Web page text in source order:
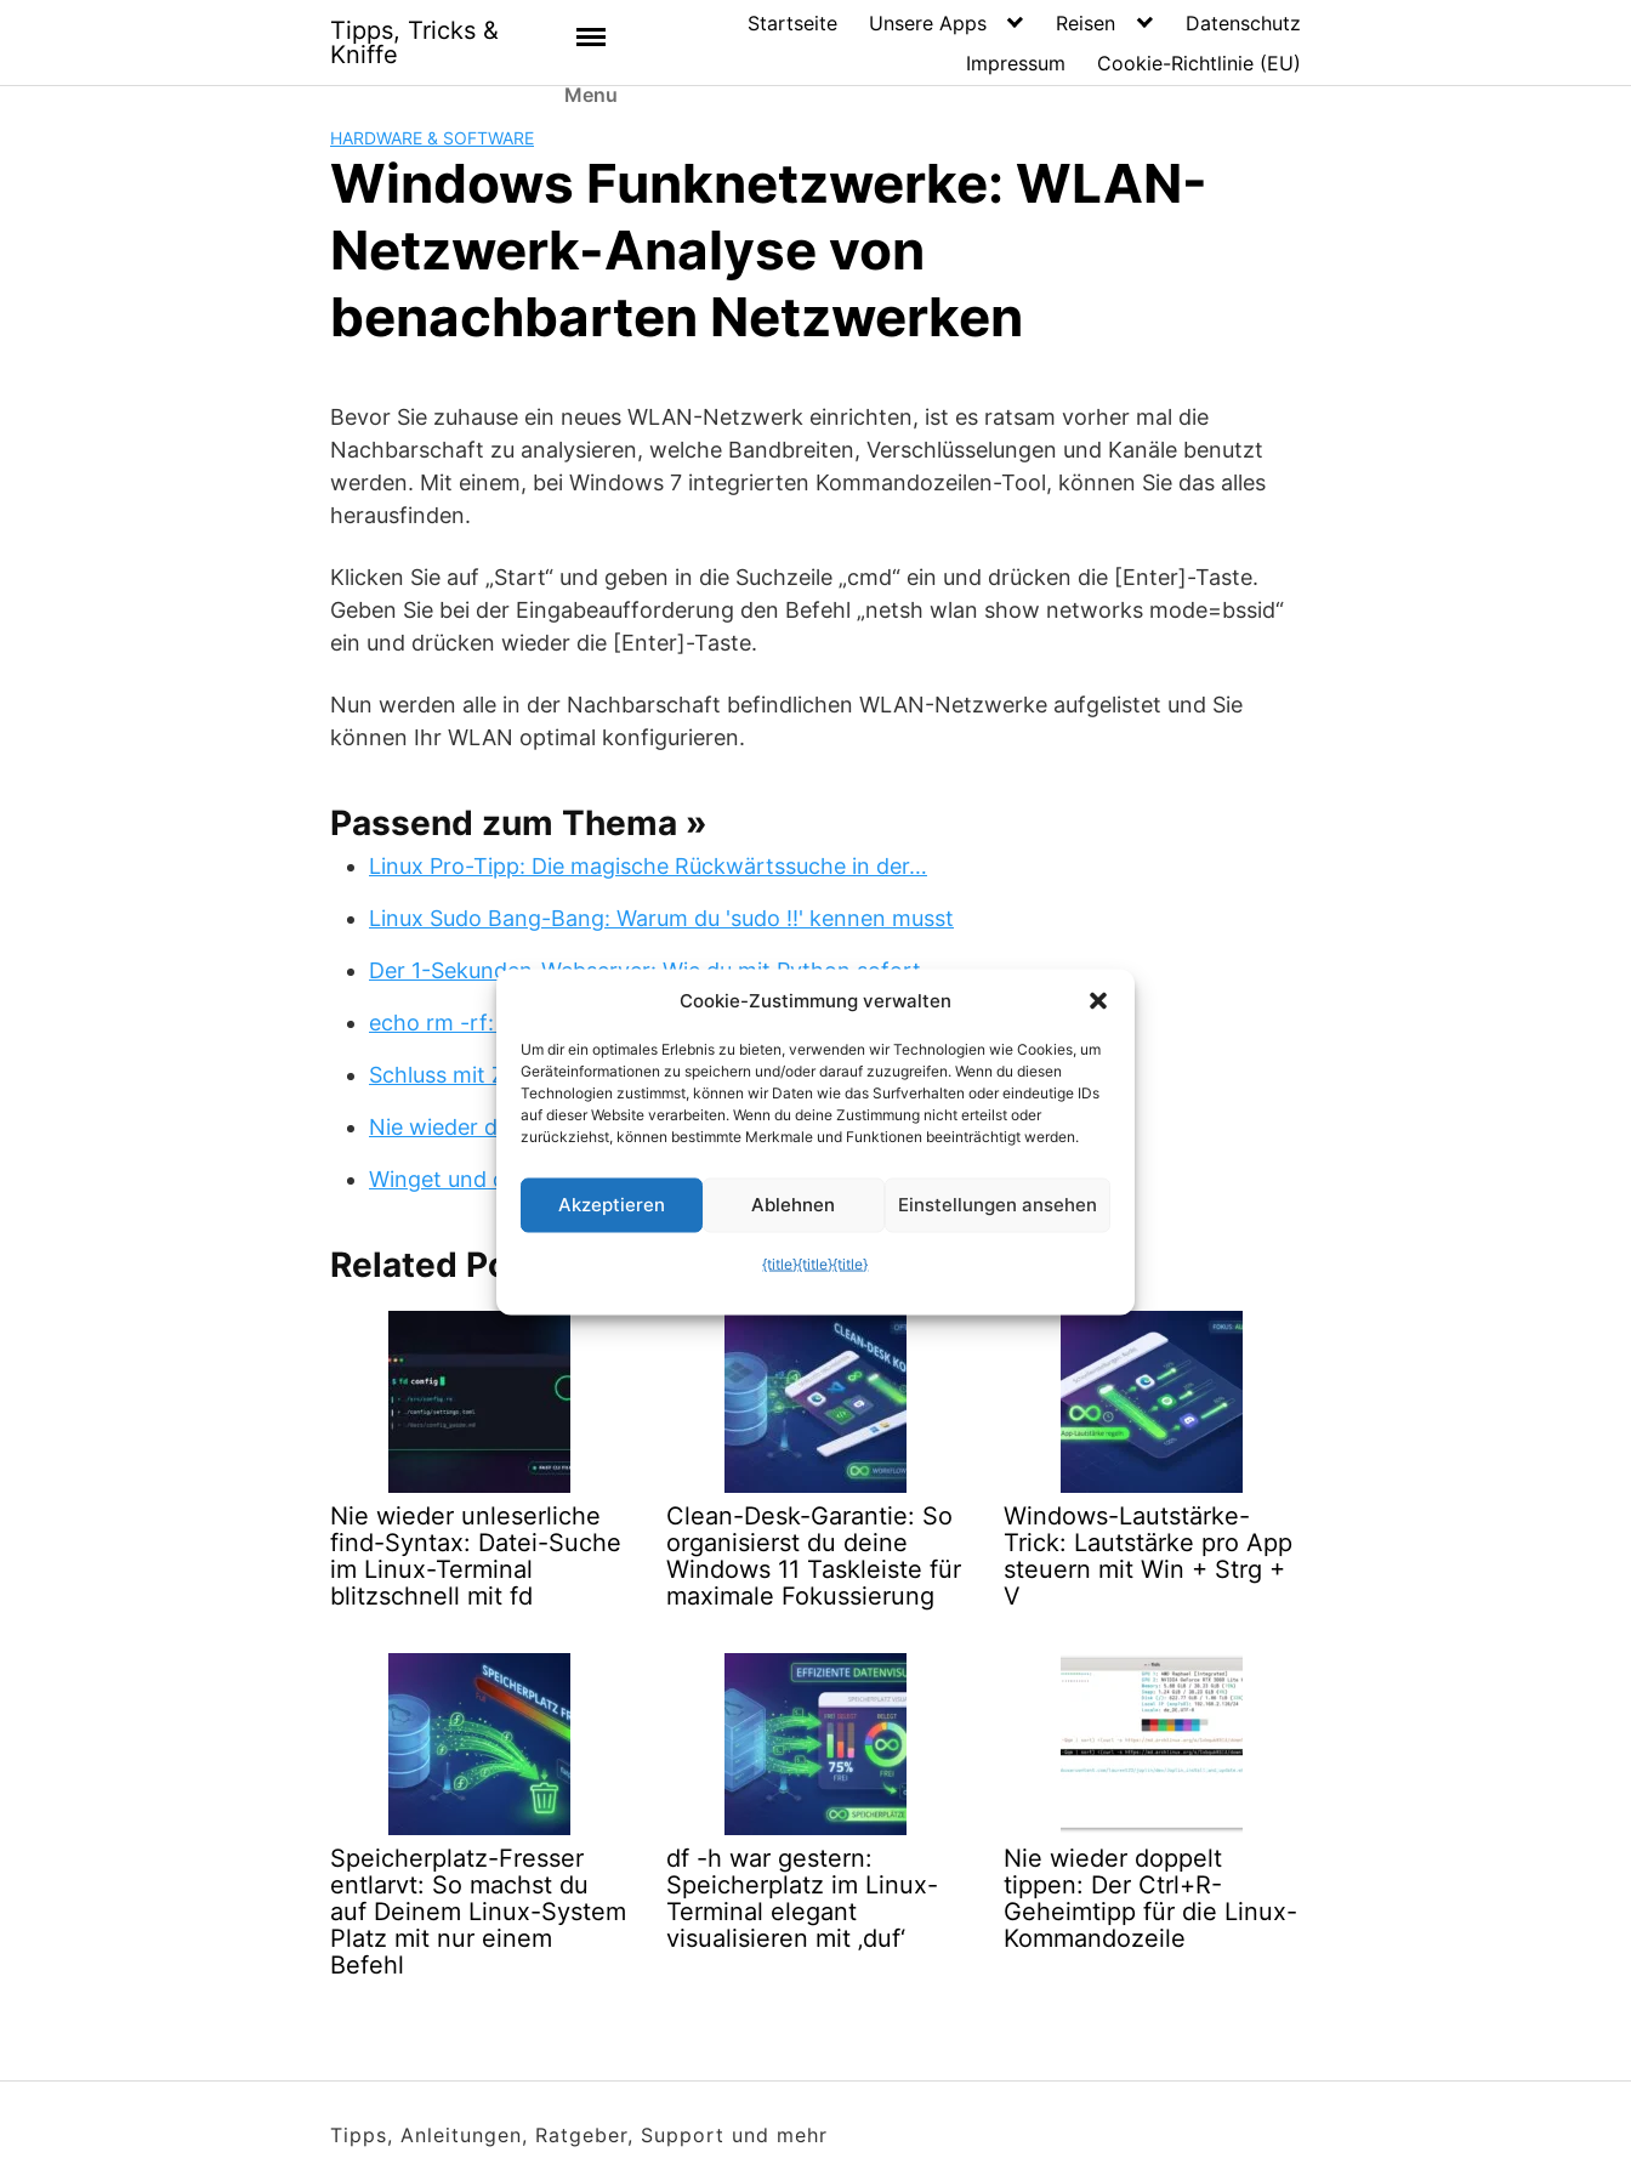
Tipps, Tricks &
Kniffe
Menu
Startseite Unsere Apps Reisen
Datenschutz
Impressum
Cookie-Richtlinie (EU)
HARDWARE & SOFTWARE
Windows Funknetzwerke: WLAN-
Netzwerk-Analyse von
benachbarten Netzwerken
Bevor Sie zuhause ein neues WLAN-Netzwerk einrichten, ist es ratsam vorher mal die
Nachbarschaft zu analysieren, welche Bandbreiten, Verschlüsselungen und Kanäle benutzt
werden. Mit einem, bei Windows 7 integrierten Kommandozeilen-Tool, können Sie das alles
herausfinden.
Klicken Sie auf „Start“ und geben in die Suchzeile „cmd“ ein und drücken die [Enter]-Taste.
Geben Sie bei der Eingabeaufforderung den Befehl „netsh wlan show networks mode=bssid“
ein und drücken wieder die [Enter]-Taste.
Nun werden alle in der Nachbarschaft befindlichen WLAN-Netzwerke aufgelistet und Sie
können Ihr WLAN optimal konfigurieren.
Passend zum Thema »
Linux Pro-Tipp: Die magische Rückwärtssuche in der…
Linux Sudo Bang-Bang: Warum du 'sudo !!' kennen musst
Der 1-Sekunden-Webserver: Wie du mit Python sofort…
echo rm -rf: Der 4-Buchstaben-Trick, der dein…
Schluss mit Zwangs-Updates: So pausierst du Windows…
Nie wieder doppelt tippen: Der Ctrl+R-Geheimtipp für…
Winget und die Art, Software zu installieren: Warum…
Related Posts
Nie wieder unleserliche
find-Syntax: Datei-Suche
im Linux-Terminal
blitzschnell mit fd
Clean-Desk-Garantie: So
organisierst du deine
Windows 11 Taskleiste für
maximale Fokussierung
Windows-Lautstärke-
Trick: Lautstärke pro App
steuern mit Win + Strg +
V
Speicherplatz-Fresser
entlarvt: So machst du
auf Deinem Linux-System
Platz mit nur einem
Befehl
df -h war gestern:
Speicherplatz im Linux-
Terminal elegant
visualisieren mit ‚duf‘
Nie wieder doppelt
tippen: Der Ctrl+R-
Geheimtipp für die Linux-
Kommandozeile
Tipps, Anleitungen, Ratgeber, Support und mehr
Cookie-Zustimmung verwalten
Um dir ein optimales Erlebnis zu bieten, verwenden wir Technologien wie Cookies, um
Geräteinformationen zu speichern und/oder darauf zuzugreifen. Wenn du diesen
Technologien zustimmst, können wir Daten wie das Surfverhalten oder eindeutige IDs
auf dieser Website verarbeiten. Wenn du deine Zustimmung nicht erteilst oder
zurückziehst, können bestimmte Merkmale und Funktionen beeinträchtigt werden.
Akzeptieren Ablehnen Einstellungen ansehen
{title}{title}{title}